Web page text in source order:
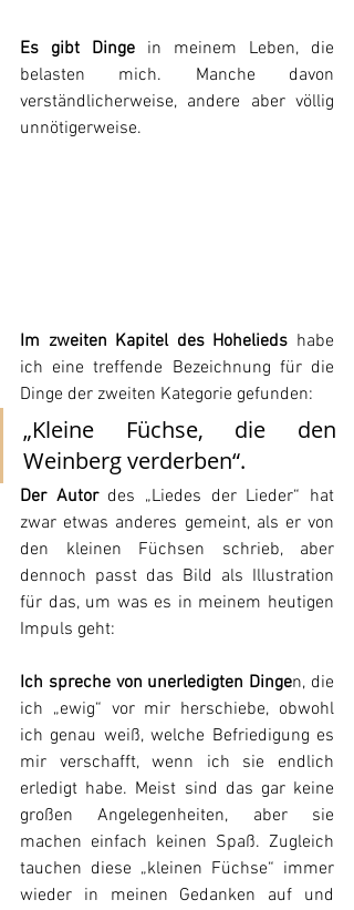
Es gibt Dinge in meinem Leben, die
belasten mich. Manche davon
verständlicherweise, andere aber völlig
unnötigerweise.
Im zweiten Kapitel des Hohelieds habe
ich eine treffende Bezeichnung für die
Dinge der zweiten Kategorie gefunden:
„Kleine Füchse, die den
Weinberg verderben“.
Der Autor des „Liedes der Lieder“ hat
zwar etwas anderes gemeint, als er von
den kleinen Füchsen schrieb, aber
dennoch passt das Bild als Illustration
für das, um was es in meinem heutigen
Impuls geht:
Ich spreche von unerledigten Dingen, die
ich „ewig“ vor mir herschiebe, obwohl
ich genau weiß, welche Befriedigung es
mir verschafft, wenn ich sie endlich
erledigt habe. Meist sind das gar keine
großen Angelegenheiten, aber sie
machen einfach keinen Spaß. Zugleich
tauchen diese „kleinen Füchse“ immer
wieder in meinen Gedanken auf und